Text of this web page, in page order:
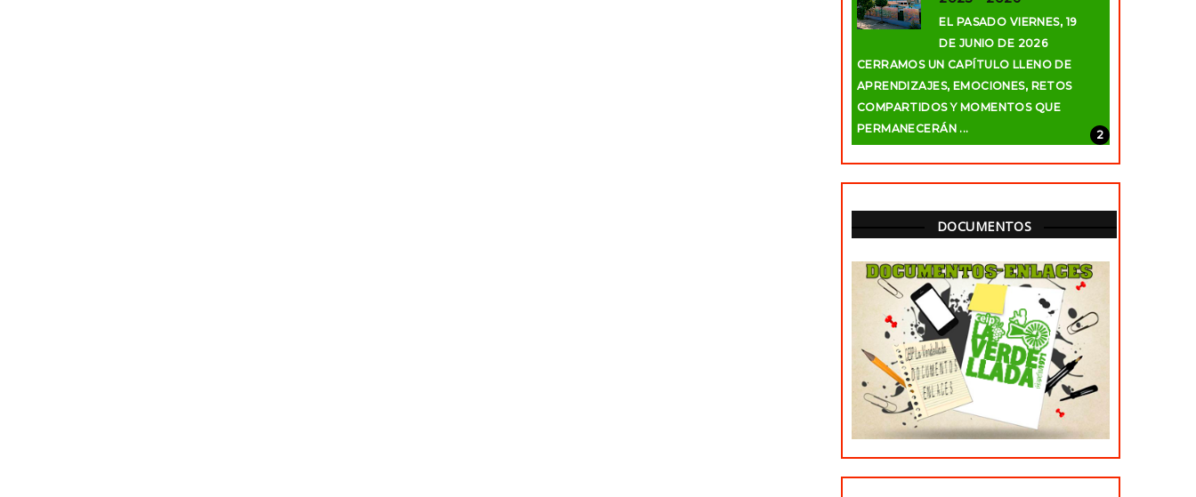
EL PASADO VIERNES, 19
DE JUNIO DE 2026
CERRAMOS UN CAPÍTULO LLENO DE
APRENDIZAJES, EMOCIONES, RETOS
COMPARTIDOS Y MOMENTOS QUE
PERMANECERÁN ...
DOCUMENTOS